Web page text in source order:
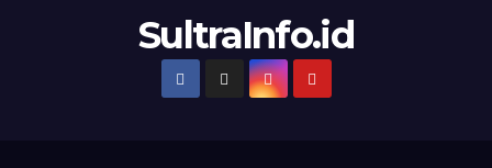
SultraInfo.id